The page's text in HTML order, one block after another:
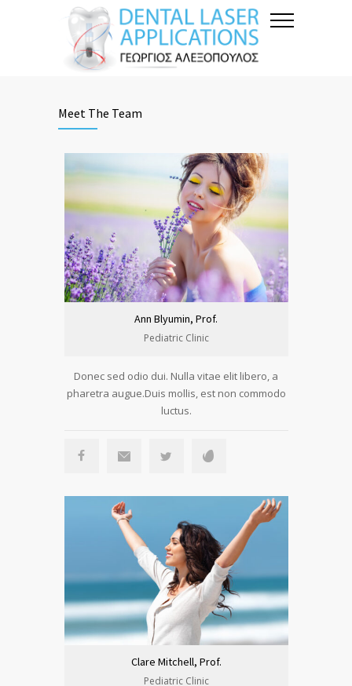
Meet The Team
Ann Blyumin, Prof.
Pediatric Clinic
Donec sed odio dui. Nulla vitae elit libero, a
pharetra augue.Duis mollis, est non commodo
luctus.
Clare Mitchell, Prof.
Pediatric Clinic